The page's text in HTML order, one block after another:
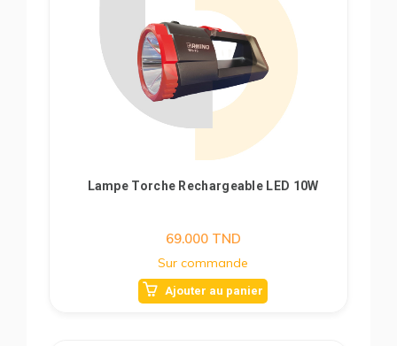
Lampe Torche Rechargeable LED 10W
69.000TND
Sur commande
Ajouter au panier